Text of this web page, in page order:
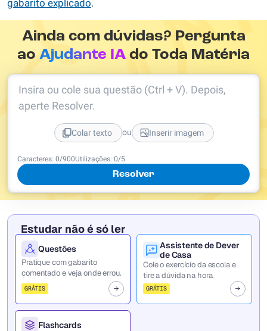
gabarito explicado.
Ainda com dúvidas? Pergunta
aoAjudante IA do Toda Matéria
Caracteres: 0/900Utilizações: 0/5
Resolver
Insira ou cole sua questão (Ctrl + V). Depois,
aperte Resolver.
Colar texto ou Inserir imagem
Estudar não é só ler
Questões
Pratique com gabarito
comentado e veja onde errou.
GRÁTIS
Assistente de Dever
de Casa
Cole o exercício da escola e
tire a dúvida na hora.
GRÁTIS
Flashcards